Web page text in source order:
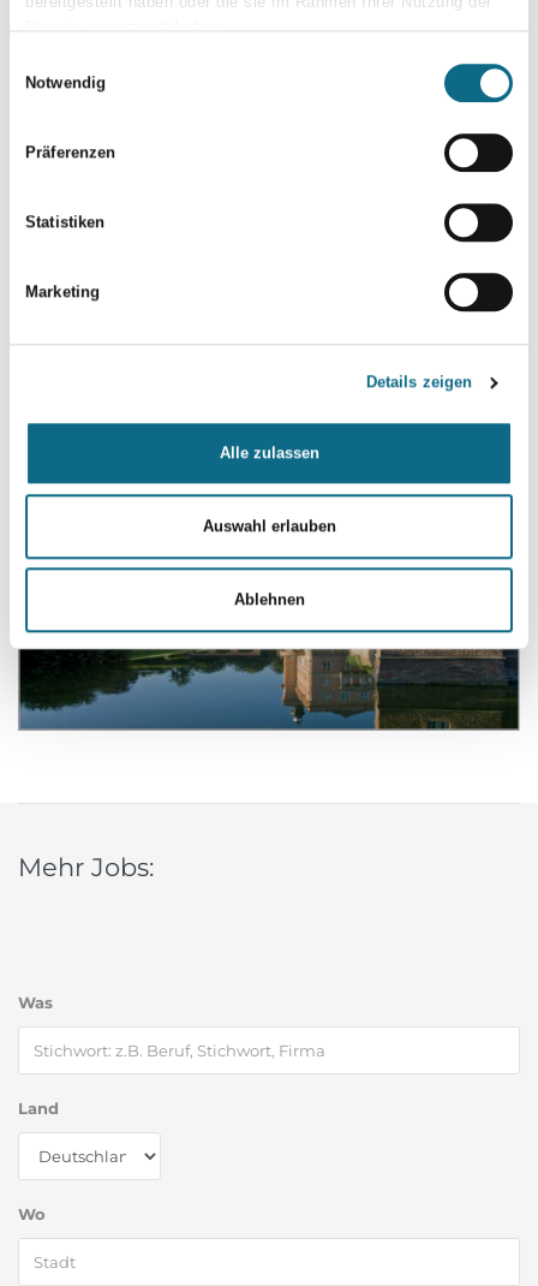
Notwendig
Präferenzen
Statistiken
Marketing
Details zeigen
Alle zulassen
Auswahl erlauben
Ablehnen
Mehr Jobs:
Was
Land
Wo